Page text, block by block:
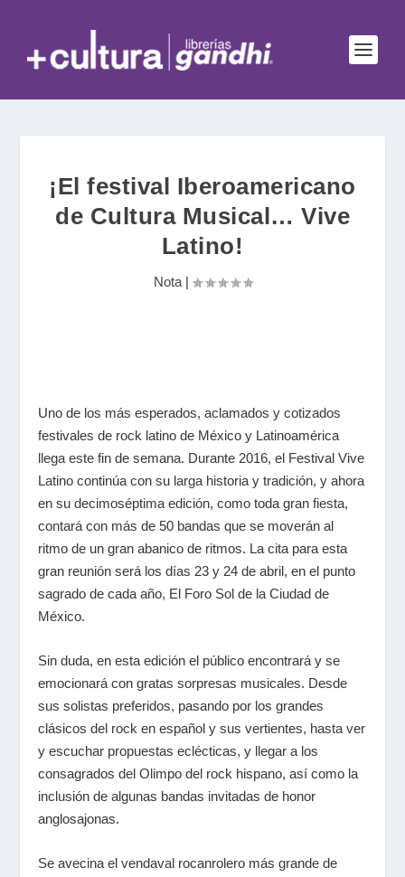
¡El festival Iberoamericano
de Cultura Musical… Vive
Latino!
Nota|
Uno de los más esperados, aclamados y cotizados
festivales de rock latino de México y Latinoamérica
llega este fin de semana. Durante 2016, el Festival Vive
Latino continúa con su larga historia y tradición, y ahora
en su decimoséptima edición, como toda gran fiesta,
contará con más de 50 bandas que se moverán al
ritmo de un gran abanico de ritmos. La cita para esta
gran reunión será los días 23 y 24 de abril, en el punto
sagrado de cada año, El Foro Sol de la Ciudad de
México.
Sin duda, en esta edición el público encontrará y se
emocionará con gratas sorpresas musicales. Desde
sus solistas preferidos, pasando por los grandes
clásicos del rock en español y sus vertientes, hasta ver
y escuchar propuestas eclécticas, y llegar a los
consagrados del Olimpo del rock hispano, así como la
inclusión de algunas bandas invitadas de honor
anglosajonas.
Se avecina el vendaval rocanrolero más grande de